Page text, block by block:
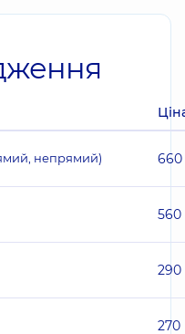
непрямий) 660
560
290
270